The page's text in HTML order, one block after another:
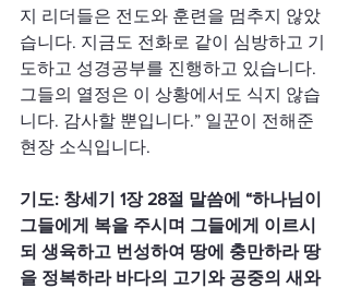
지 리더들은 전도와 훈련을 멈추지 않았
습니다. 지금도 전화로 같이 심방하고 기
도하고 성경공부를 진행하고 있습니다.
그들의 열정은 이 상황에서도 식지 않습
니다. 감사할 뿐입니다.” 일꾼이 전해준
현장 소식입니다.
기도: 창세기 1장 28절 말씀에 “하나님이
그들에게 복을 주시며 그들에게 이르시
되 생육하고 번성하여 땅에 충만하라 땅
을 정복하라 바다의 고기와 공중의 새와